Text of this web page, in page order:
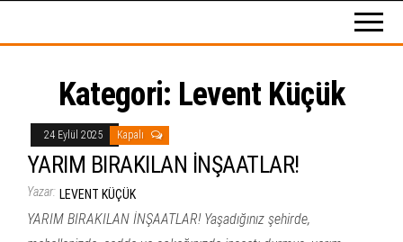
Kategori: Levent Küçük
24 Eylül 2025 Kapalı
YARIM BIRAKILAN İNŞAATLAR!
Yazar: LEVENT KÜÇÜK
YARIM BIRAKILAN İNŞAATLAR! Yaşadığınız şehirde,